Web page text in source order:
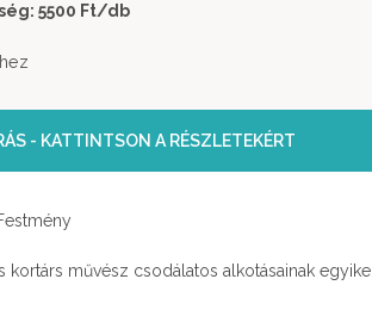
5500 Ft/db
- KATTINTSON A RÉSZLETEKÉRT
kortárs művész csodálatos alkotásainak egyike.